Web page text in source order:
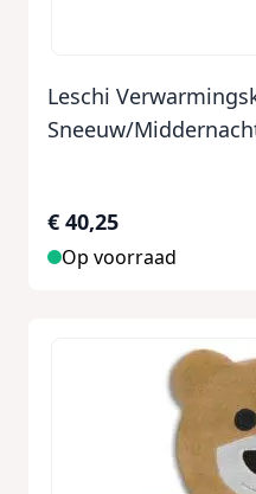
Leschi
Sneeuw/
€ 40,25
Op voorraad